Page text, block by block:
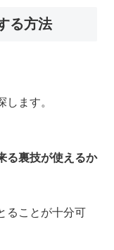
る方法
ます。
る裏技が使えるか
ることが十分可